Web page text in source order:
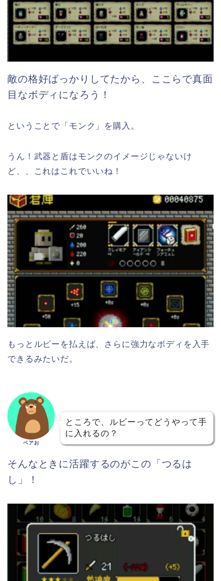
敵の格好ばっかりしてたから、ここらで真面
目なボディになろう！
ということで「モンク」を購入。
うん！武器と盾はモンクのイメージじゃないけ
ど、、これはこれでいいね！
もっとルビーを払えば、さらに強力なボディを入手
できるみたいだ。
ベアお
ところで、ルビーってどうやって手
に入れるの？
そんなときに活躍するのがこの「つるは
し」！